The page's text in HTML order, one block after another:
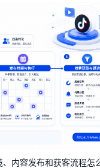
内容发布和获客流程怎